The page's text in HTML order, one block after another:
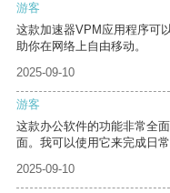
游客
这款加速器VPM应用程序可
助你在网络上自由移动。
2025-09-10
游客
这款办公软件的功能非常全
面。我可以使用它来完成日
2025-09-10